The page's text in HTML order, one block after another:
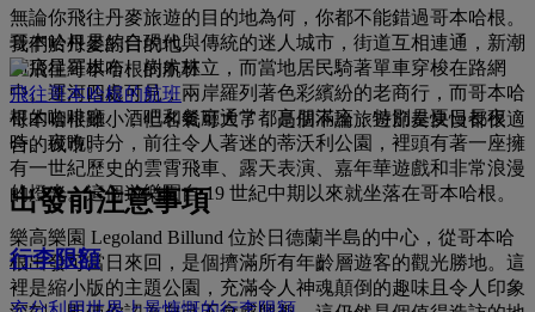
無論你飛往丹麥旅遊的目的地為何，你都不能錯過哥本哈根。
哥本哈根是綜合現代與傳統的迷人城市，街道互相連通，新潮
商店星羅棋布、樹木林立，而當地居民騎著單車穿梭在路網
中。運河四處可見，兩岸羅列著色彩繽紛的老商行，而哥本哈
根的咖啡廳、酒吧和餐廳通常都高朋滿座，特別是夏日長夜
時。夜晚時分，前往令人著迷的蒂沃利公園，裡頭有著一座擁
有一世紀歷史的雲霄飛車、露天表演、嘉年華遊戲和非常浪漫
的燈光。這個遊樂園自 19 世紀中期以來就坐落在哥本哈根。
樂高樂園 Legoland Billund 位於日德蘭半島的中心，從哥本哈
根出發可當日來回，是個擠滿所有年齡層遊客的觀光勝地。這
裡是縮小版的主題公園，充滿令人神魂顛倒的趣味且令人印象
我們於丹麥的目的地
飛往哥本哈根的航班
哥本哈根雖小，但名氣可大了，是個不論旅遊節奏快慢都很適
合的城市。
出發前注意事項
行李限額